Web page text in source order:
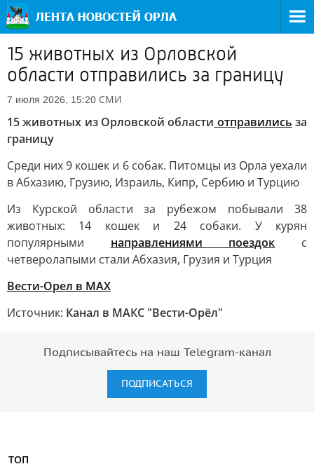
15 животных из Орловской
области отправились за границу
7 июля 2026, 15:20 СМИ
15 животных из Орловской области отправились за
границу
Среди них 9 кошек и 6 собак. Питомцы из Орла уехали
в Абхазию, Грузию, Израиль, Кипр, Сербию и Турцию
Из Курской области за рубежом побывали 38
животных: 14 кошек и 24 собаки. У курян
популярными направлениями поездок с
четверолапыми стали Абхазия, Грузия и Турция
Вести-Орел в МАХ
Источник: Канал в МАКС "Вести-Орёл"
Подписывайтесь на наш Telegram-канал
ПОДПИСАТЬСЯ
ТОП